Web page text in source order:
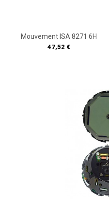
Mouvement ISA 8271 6H
Prix
47,52 €